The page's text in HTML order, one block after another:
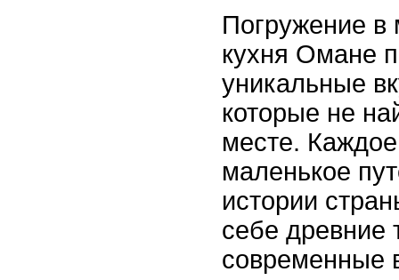
Погружение в
кухня Омане
уникальные
которые не
месте.
маленькое
истории
себе древние
современные